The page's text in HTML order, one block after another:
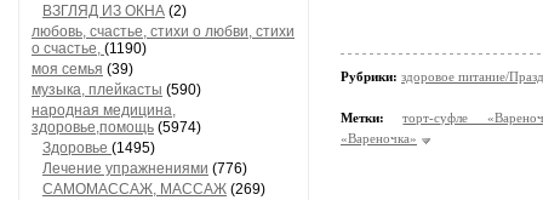
ВЗГЛЯД ИЗ ОКНА (2)
любовь, счастье, стихи о любви, стихи
о счастье, (1190)
моя семья (39)
музыка, плейкасты (590)
народная медицина,
здоровье,помощь (5974)
Здоровье (1495)
Лечение упражнениями (776)
САМОМАССАЖ, МАССАЖ (269)
Рубрики: здоровое питание/
Метки:
торт-суфле
«Вареночка»